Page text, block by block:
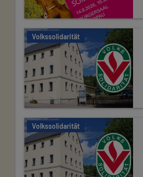
Volkssolidarität
Volkssolidarität